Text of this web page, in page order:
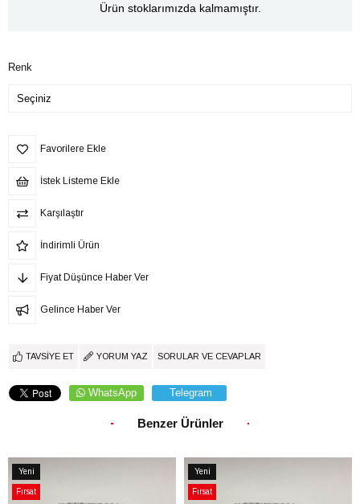
Ürün stoklarımızda kalmamıştır.
Renk
Favorilere Ekle
İstek Listeme Ekle
Karşılaştır
İndirimli Ürün
Fiyat Düşünce Haber Ver
Gelince Haber Ver
TAVSIYE ET YORUM YAZ SORULAR VE CEVAPLAR
WhatsApp Telegram
Benzer Ürünler
Yeni
Ürün
Fırsat
Yeni
Ürün
Fırsat